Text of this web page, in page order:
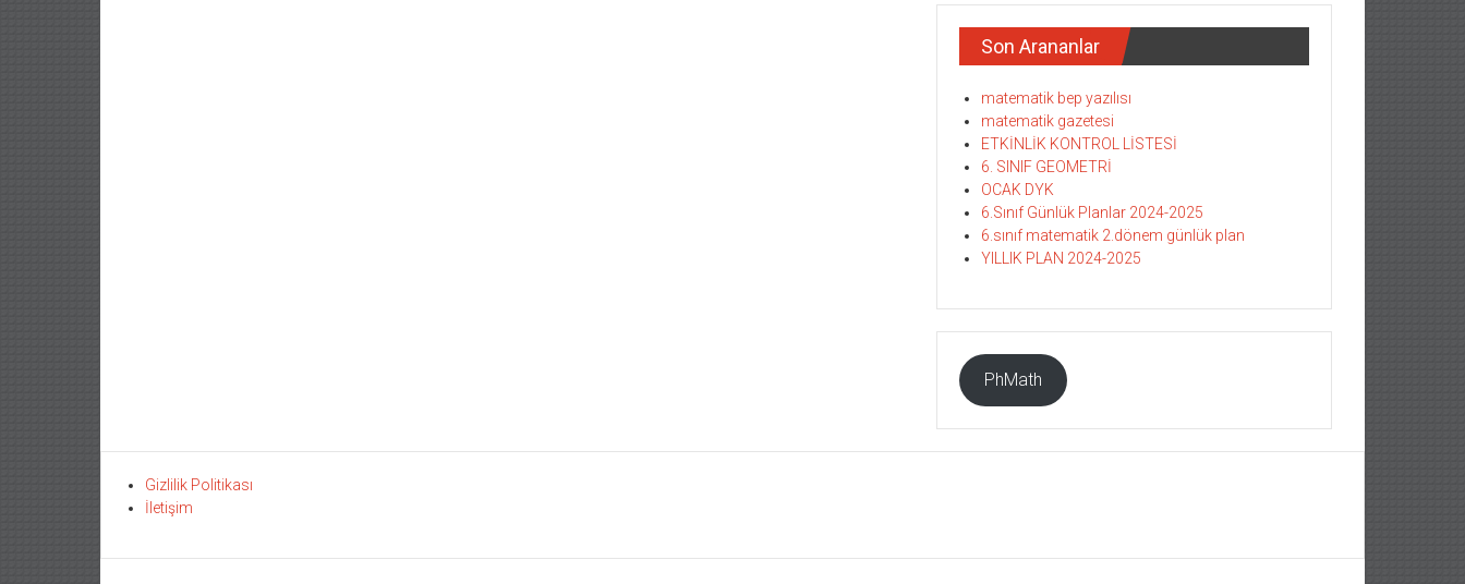
Son Arananlar
matematik bep yazılısı
matematik gazetesi
ETKİNLİK KONTROL LİSTESİ
6. SINIF GEOMETRİ
OCAK DYK
6.Sınıf Günlük Planlar 2024-2025
6.sınıf matematik 2.dönem günlük plan
YILLIK PLAN 2024-2025
PhMath
Gizlilik Politikası
İletişim